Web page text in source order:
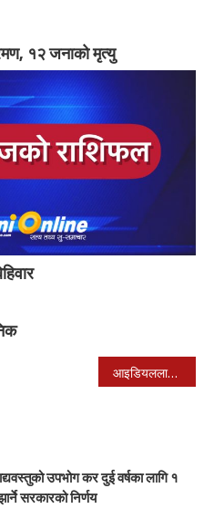
१२ जनाको मृत्यु
आइडियललाई ४५ रनले हराउँदै होलिल्याण्ड मावी विजयी
उपभोग कर दुई वर्षका लागि १
सरकारको निर्णय